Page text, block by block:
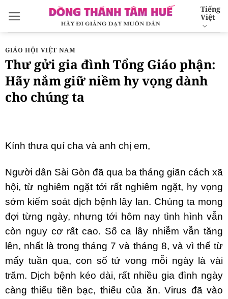
qua
nội
dung
Tiếng
Việt
GIÁO HỘI VIỆT NAM
Thư gửi gia đình Tổng Giáo phận:
Hãy nắm giữ niềm hy vọng dành
cho chúng ta
Kính thưa quí cha và anh chị em,
Người dân Sài Gòn đã qua ba tháng giãn cách xã
hội, từ nghiêm ngặt tới rất nghiêm ngặt, hy vọng
sớm kiểm soát dịch bệnh lây lan. Chúng ta mong
đợi từng ngày, nhưng tới hôm nay tình hình vẫn
còn nguy cơ rất cao. Số ca lây nhiễm vẫn tăng
lên, nhất là trong tháng 7 và tháng 8, và vì thế từ
mấy tuần qua, con số tử vong mỗi ngày là vài
trăm. Dịch bệnh kéo dài, rất nhiều gia đình ngày
càng thiếu tiền bạc, thiếu của ăn. Virus đã vào